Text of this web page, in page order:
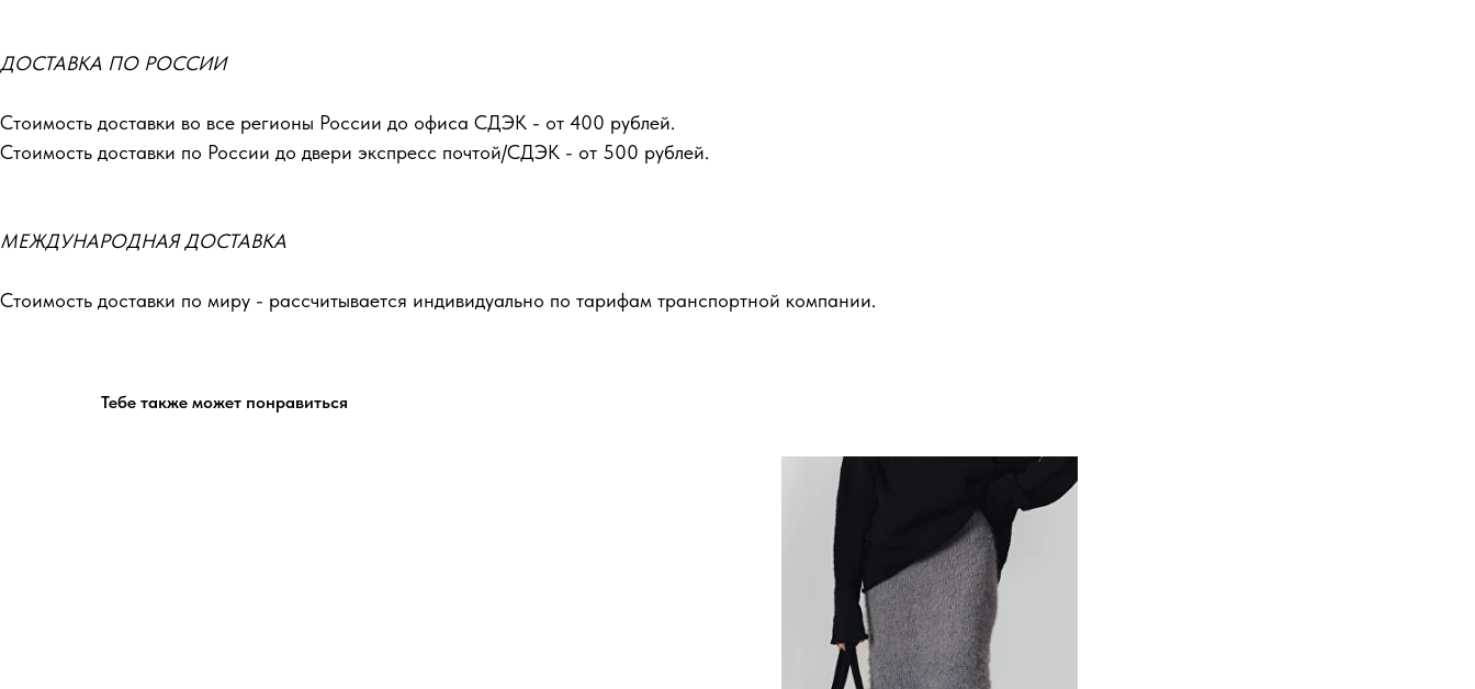
ДОСТАВКА ПО РОССИИ
Стоимость доставки во все регионы России до офиса СДЭК - от 400 рублей.
Стоимость доставки по России до двери экспресс почтой/СДЭК - от 500 рублей.
МЕЖДУНАРОДНАЯ ДОСТАВКА
Стоимость доставки по миру - рассчитывается индивидуально по тарифам транспортной компании.
Тебе также может понравиться